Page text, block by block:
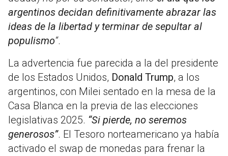
argentinos decidan definitivamente abrazar las
ideas de la libertad y terminar de sepultar al
populismo“.
La advertencia fue parecida a la del presidente
de los Estados Unidos, Donald Trump, a los
argentinos, con Milei sentado en la mesa de la
Casa Blanca en la previa de las elecciones
legislativas 2025. “Si pierde, no seremos
generosos”. El Tesoro norteamericano ya había
activado el swap de monedas para frenar la